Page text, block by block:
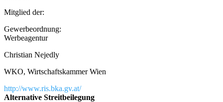
Mitglied der:
Gewerbeordnung:
Werbeagentur
Christian Nejedly
WKO, Wirtschaftskammer Wien
http://www.ris.bka.gv.at/
Alternative Streitbeilegung